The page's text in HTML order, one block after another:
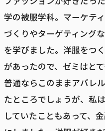
学の被服学科。マーケテ
づくりやターゲティング
を学びました。洋服をつ
があったので、ゼミはとて
普通ならこのままアパレ
たところでしょうが、私
していたこともあって、